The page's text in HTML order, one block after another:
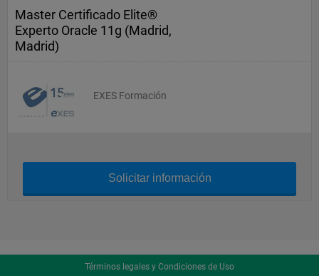
Master Certificado Elite®
Experto Oracle 11g (Madrid,
Madrid)
EXES Formación
Solicitar información
Términos legales y Condiciones de Uso